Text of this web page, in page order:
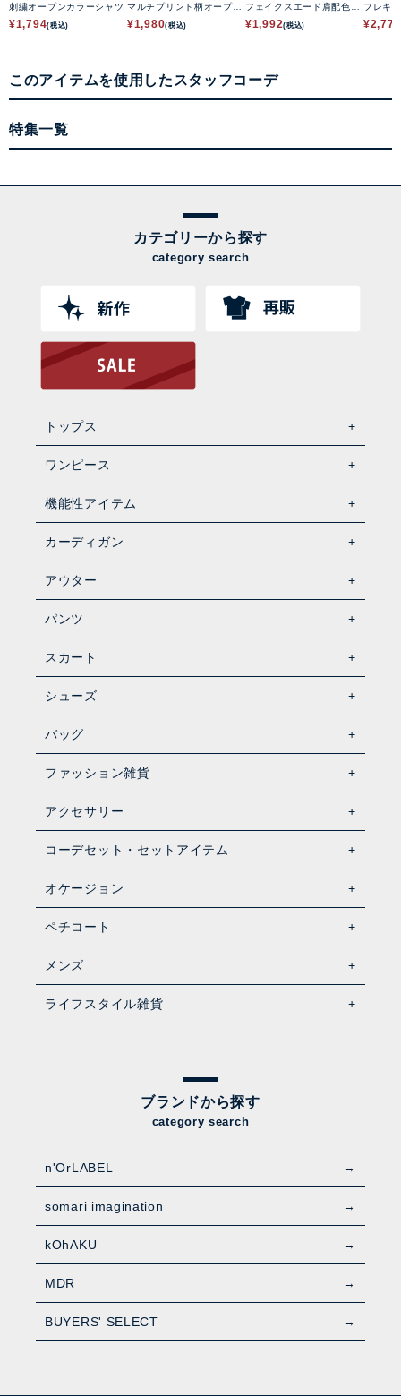
刺繍オープンカラーシャツ
¥1,794(税込)
マルチプリント柄オープン
カラーシャツ
¥1,980(税込)
フェイクスエード肩配色切
替デザイントップス
¥1,992(税込)
フレキ
¥2,772
このアイテムを使用したスタッフコーデ
特集一覧
カテゴリーから探す
category search
トップス
ワンピース
機能性アイテム
カーディガン
アウター
パンツ
スカート
シューズ
バッグ
ファッション雑貨
アクセサリー
コーデセット・セットアイテム
オケージョン
ペチコート
メンズ
ライフスタイル雑貨
ブランドから探す
category search
n'OrLABEL
somari imagination
kOhAKU
MDR
BUYERS' SELECT